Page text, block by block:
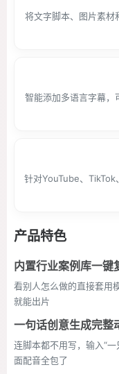
将文字脚本、图片素材
智能添加多语言字幕，
针对YouTube、TikTok
产品特色
内置行业案例库一键
看别人怎么做的直接套用
就能出片
一句话创意生成完整
连脚本都不用写，输入“
面配音全包了